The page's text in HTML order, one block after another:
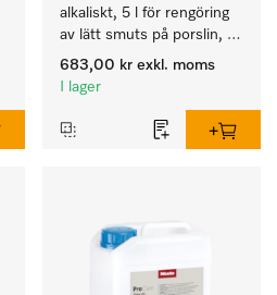
alkaliskt, 5 l för rengöring
av lätt smuts på porslin,
bestick och glas.
683,00 kr exkl. moms
I lager